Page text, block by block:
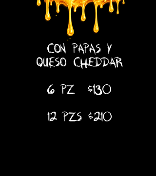
CON PAPAS Y
QUESO CHEDDAR
6 PZ $130
12 PZS $210